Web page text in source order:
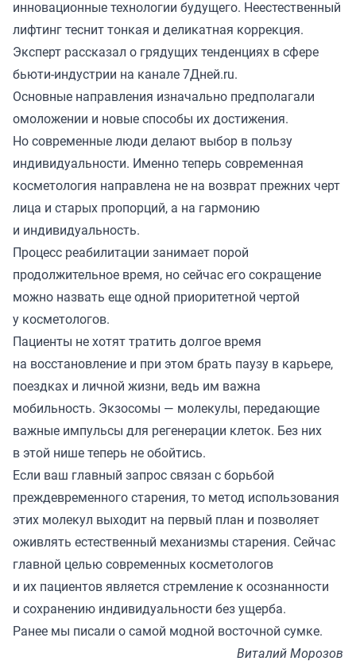
инновационные технологии будущего. Неестественный
лифтинг теснит тонкая и деликатная коррекция.
Эксперт рассказал о грядущих тенденциях в сфере
бьюти-индустрии на канале7Дней.ru.
Основные направления изначально предполагали
омоложении и новые способы их достижения.
Но современные люди делают выбор в пользу
индивидуальности. Именно теперь современная
косметология направлена не на возврат прежних черт
лица и старых пропорций, а на гармонию
и индивидуальность.
Процесс реабилитации занимает порой
продолжительное время, но сейчас его сокращение
можно назвать еще одной приоритетной чертой
у косметологов.
Пациенты не хотят тратить долгое время
на восстановление и при этом брать паузу в карьере,
поездках и личной жизни, ведь им важна
мобильность. Экзосомы — молекулы, передающие
важные импульсы для регенерации клеток. Без них
в этой нише теперь не обойтись.
Если ваш главный запрос связан с борьбой
преждевременного старения, то метод использования
этих молекул выходит на первый план и позволяет
оживлять естественный механизмы старения. Сейчас
главной целью современных косметологов
и их пациентов является стремление к осознанности
и сохранению индивидуальности без ущерба.
Ранее мы писали о самой модной восточной сумке.
Виталий Морозов